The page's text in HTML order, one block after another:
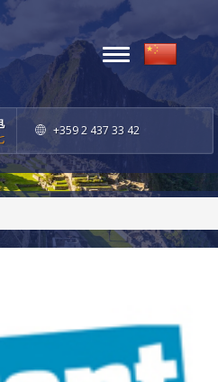
+359 2 437 33 42
Toggle
navigation